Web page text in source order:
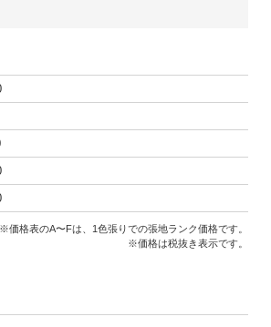
※価格表のA〜Fは、1色張りでの張地ランク価格です。
※価格は税抜き表示です。